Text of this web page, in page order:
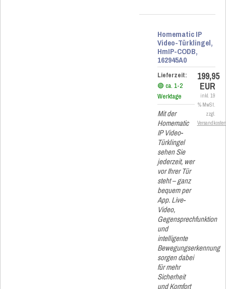
Homematic IP
Video-Türklingel,
HmIP-CODB,
162945A0
Lieferzeit:
🟢 ca. 1-2
Werktage
Mit der
Homematic
IP Video-
Türklingel
sehen Sie
jederzeit, wer
vor Ihrer Tür
steht – ganz
bequem per
App. Live-
Video,
Gegensprechfunktion
und
intelligente
Bewegungserkennung
sorgen dabei
für mehr
Sicherheit
und Komfort
199,95
EUR
inkl. 19
% MwSt.
zzgl.
Versandkosten